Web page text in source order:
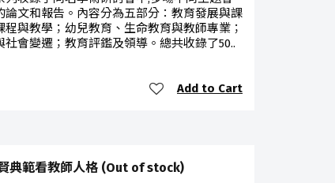
論文和報告。內容分為五部分：教育發展與課
程與教學；幼兒教育、生命教育與教師專業；
社會變遷；教育評鑑及領導。總共收錄了50..
Add to Cart
典範看教師人格 (Out of stock)